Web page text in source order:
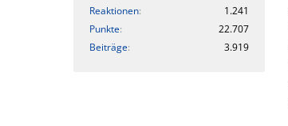
Reaktionen
1.241
Punkte
22.707
Beiträge
3.919